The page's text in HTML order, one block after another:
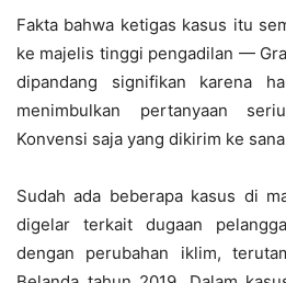
Fakta bahwa ketigas kasus itu
ke majelis tinggi pengadilan —
dipandang signifikan karena
menimbulkan pertanyaan
Konvensi saja yang dikirim ke
Sudah ada beberapa kasus di
digelar terkait dugaan
dengan perubahan iklim,